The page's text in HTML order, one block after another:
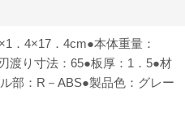
．4×17．4cm●本体重量：
渡り寸法：65●板厚：1．5●材
部：R－ABS●製品色：グレー